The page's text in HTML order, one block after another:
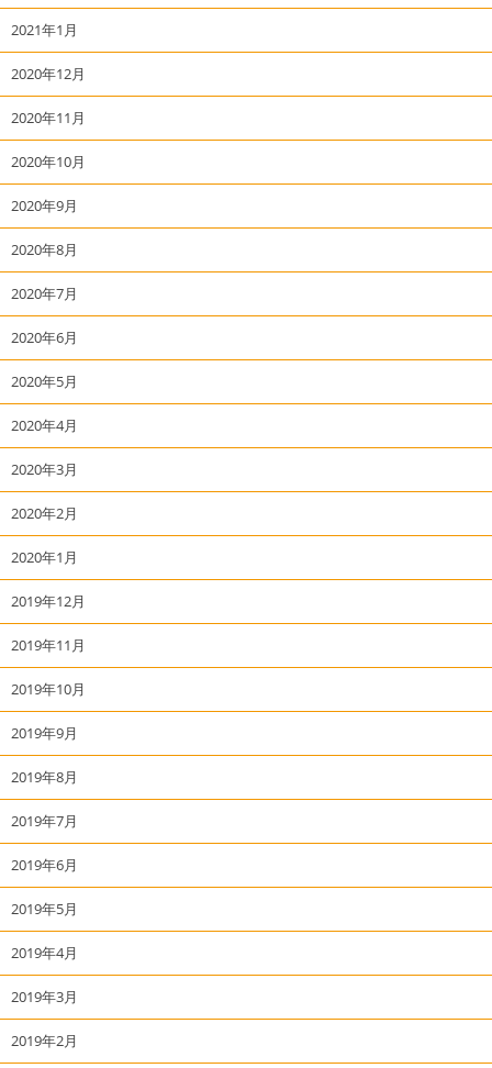
2021年1月
2020年12月
2020年11月
2020年10月
2020年9月
2020年8月
2020年7月
2020年6月
2020年5月
2020年4月
2020年3月
2020年2月
2020年1月
2019年12月
2019年11月
2019年10月
2019年9月
2019年8月
2019年7月
2019年6月
2019年5月
2019年4月
2019年3月
2019年2月